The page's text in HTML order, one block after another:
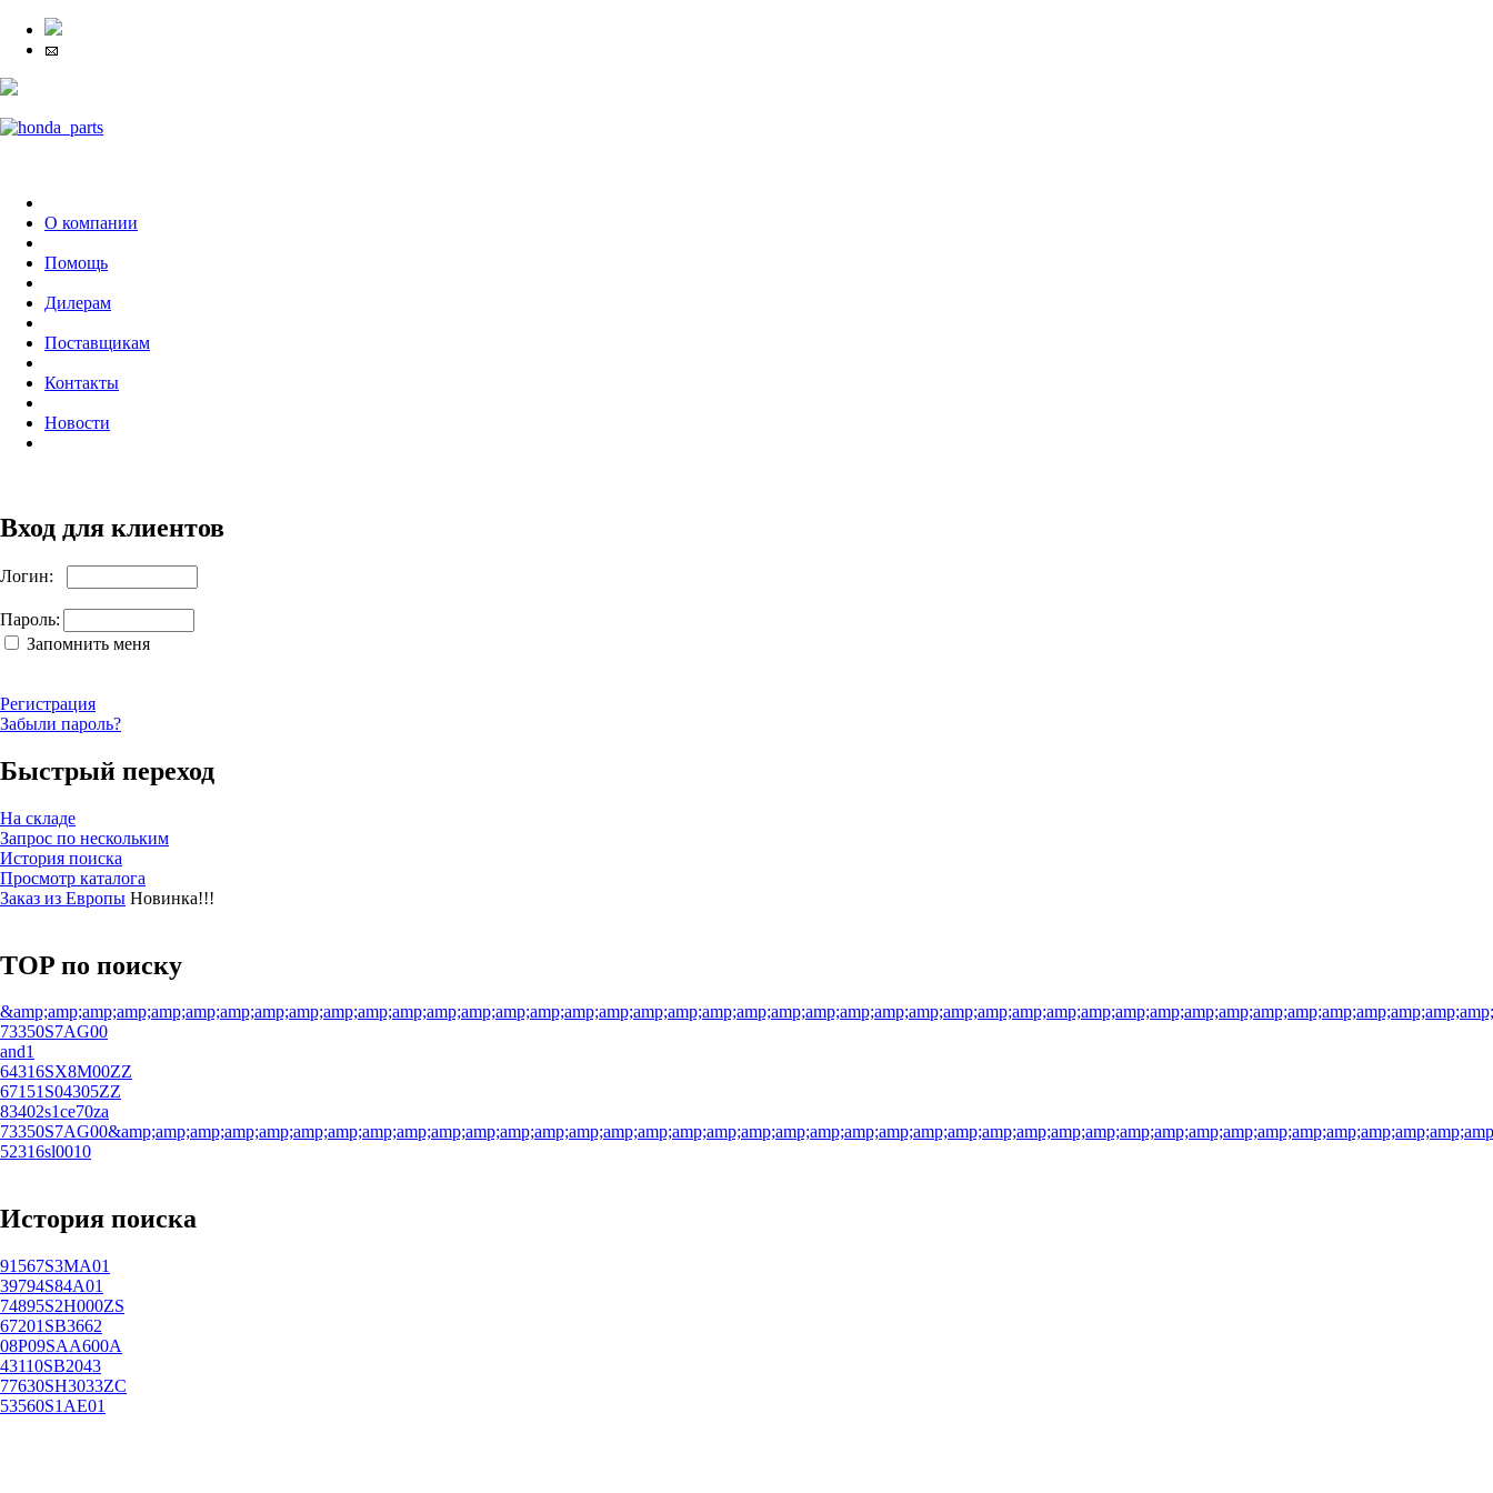
О компании
Помощь
Дилерам
Поставщикам
Контакты
Новости
Вход для клиентов
Логин:
Пароль:
Запомнить меня
Регистрация
Забыли пароль?
Быстрый переход
На складе
Запрос по нескольким
История поиска
Просмотр каталога
Заказ из Европы Новинка!!!
TOP по поиску
73350S7AG00
and1
64316SX8M00ZZ
67151S04305ZZ
83402s1ce70za
52316sl0010
История поиска
91567S3MA01
39794S84A01
74895S2H000ZS
67201SB3662
08P09SAA600A
43110SB2043
77630SH3033ZC
53560S1AE01